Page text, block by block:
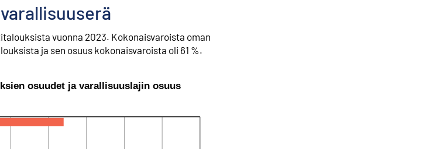
vuonna 2023. Kokonaisvaroista oman
ja sen osuus kokonaisvaroista oli 61 %.